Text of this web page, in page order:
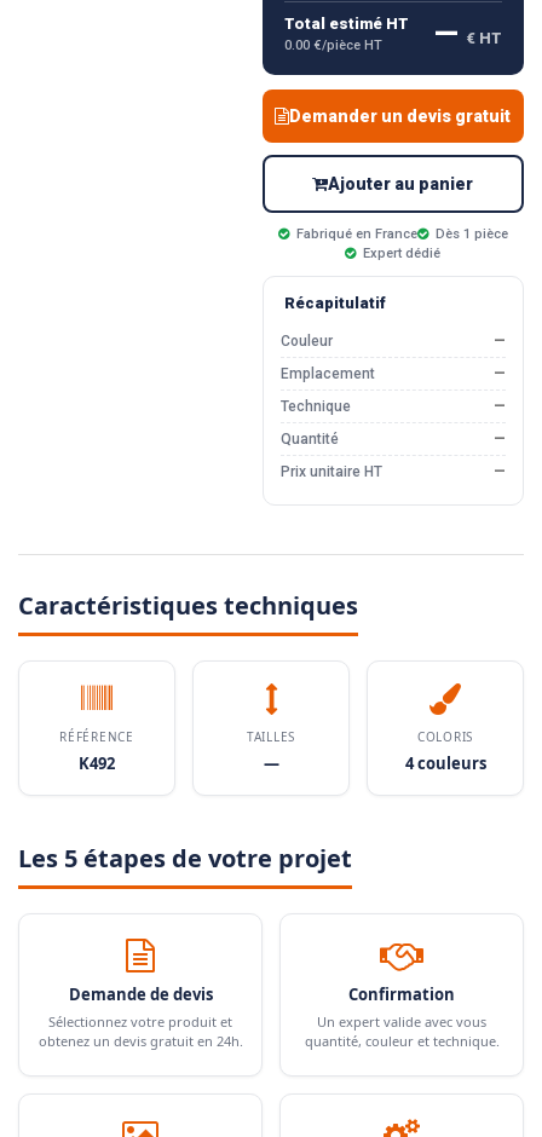
Total estimé HT
0.00 €/pièce HT — € HT
Demander un devis gratuit
Ajouter au panier
Fabriqué en France
Dès 1 pièce
Expert dédié
Récapitulatif
Couleur
—
Emplacement
—
Technique
—
Quantité
—
Prix unitaire HT
—
Caractéristiques techniques
RÉFÉRENCE
K492
TAILLES
—
COLORIS
4 couleurs
Les 5 étapes de votre projet
Demande de devis
Sélectionnez votre produit et
obtenez un devis gratuit en 24h.
Confirmation
Un expert valide avec vous
quantité, couleur et technique.